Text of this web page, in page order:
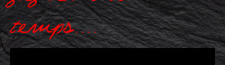
temps....